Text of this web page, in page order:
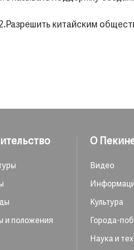
китайским
и положения
О
Видео
Культура
Города-
Наука и